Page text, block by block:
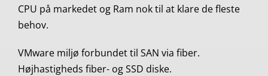
CPU på markedet og Ram nok til at klare de fleste
behov.
VMware miljø forbundet til SAN via fiber.
Højhastigheds fiber- og SSD diske.